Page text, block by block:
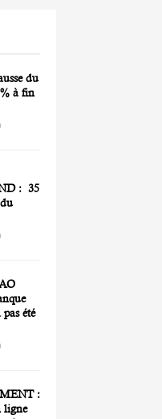
H
du
à fin
: 35
été
:
ligne